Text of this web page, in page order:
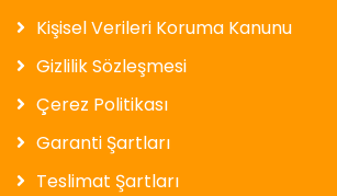
Kişisel Verileri Koruma Kanunu
Gizlilik Sözleşmesi
Çerez Politikası
Garanti Şartları
Teslimat Şartları